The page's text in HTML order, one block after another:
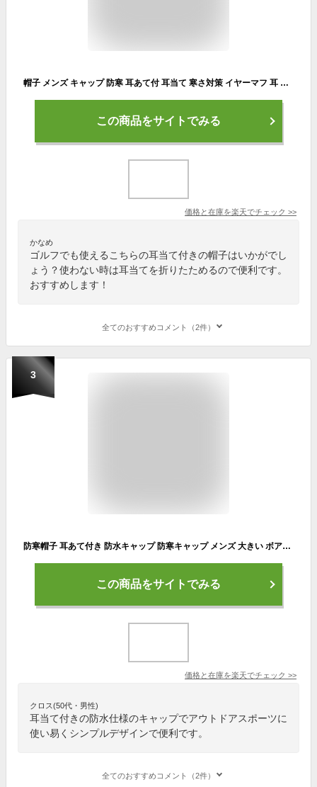
帽子 メンズ キャップ 防寒 耳あて付 耳当て 寒さ対策 イヤーマフ 耳 秋冬 メンズ レディース ランニグ帽子 折り畳み 犬散歩 アウトドア 登山 釣り ゴルフ スポーツ 日よけ 野球帽 男女兼用 冬物
この商品をサイトでみる
価格と在庫を楽天でチェック >>
かなめ
ゴルフでも使えるこちらの耳当て付きの帽子はいかがでし
ょう？使わない時は耳当てを折りたためるので便利です。
おすすめします！
全てのおすすめコメント（2件）
3
防寒帽子 耳あて付き 防水キャップ 防寒キャップ メンズ 大きい ボアキャップ 野球帽 野球キャップ 釣り 登山 日よけ スポーツ アウトドア ゴルフ フェス 防風 フリースライニング おしゃれ シンプル 秋冬 父の日ギフト クリスマス プレゼント
この商品をサイトでみる
価格と在庫を楽天でチェック >>
クロス(50代・男性)
耳当て付きの防水仕様のキャップでアウトドアスポーツに
使い易くシンプルデザインで便利です。
全てのおすすめコメント（2件）